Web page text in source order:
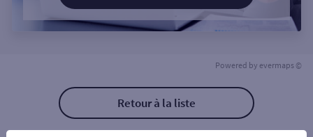
Powered by evermaps ©
Retour à la liste